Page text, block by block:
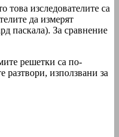
това изследователите са
да измерят
паскала). За сравнение
решетки са по-
разтвори, използвани за